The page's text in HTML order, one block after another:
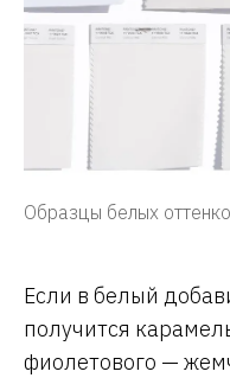
Образцы белых
Если в белый
получится
фиолетового —